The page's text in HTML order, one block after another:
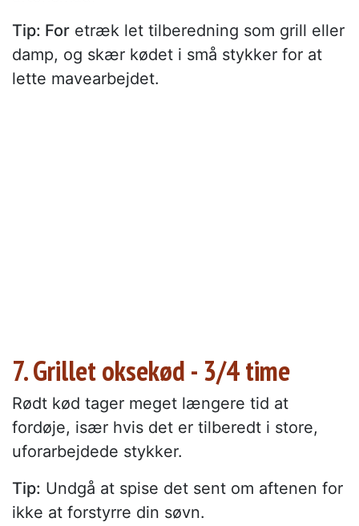
Tip: For etræk let tilberedning som grill eller
damp, og skær kødet i små stykker for at
lette mavearbejdet.
7. Grillet oksekød - 3/4 time
Rødt kød tager meget længere tid at
fordøje, især hvis det er tilberedt i store,
uforarbejdede stykker.
Tip: Undgå at spise det sent om aftenen for
ikke at forstyrre din søvn.